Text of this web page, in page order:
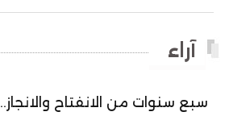
أحمد ولد باهيه
أحمد ولد داداه
آراء
سبع سنوات من الانفتاح والانجاز..